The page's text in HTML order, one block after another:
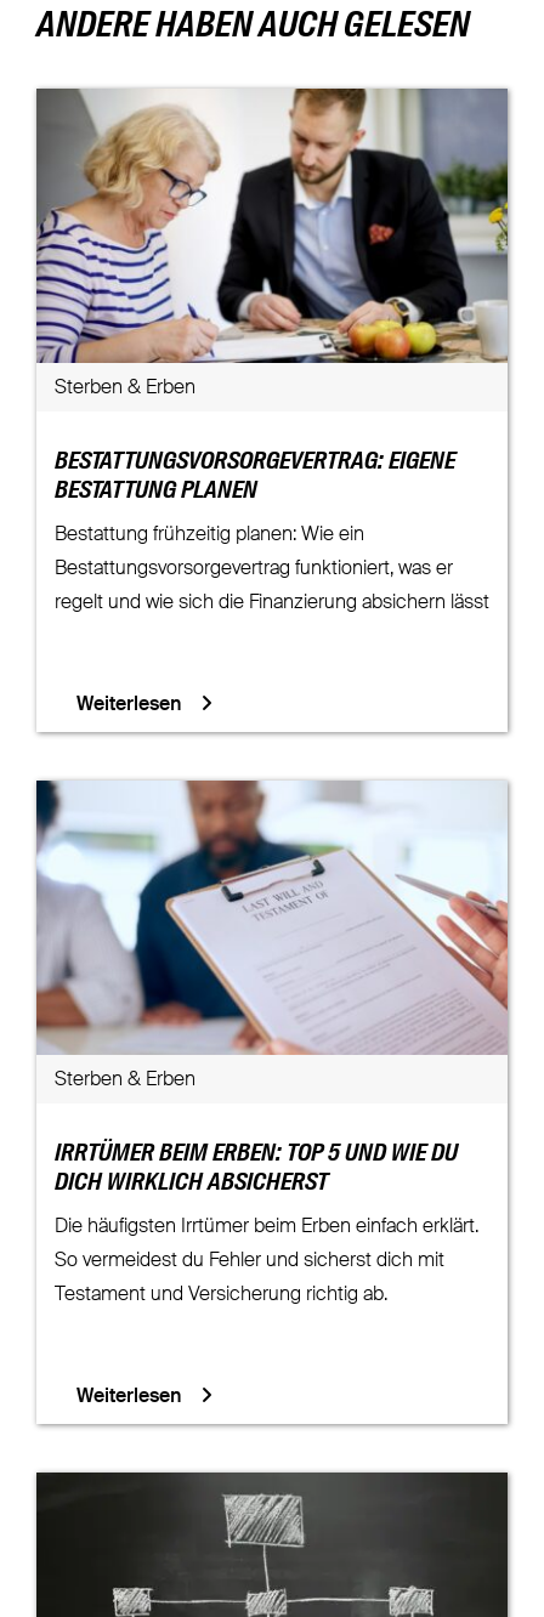
ANDERE HABEN AUCH GELESEN
Sterben & Erben
BESTATTUNGSVORSORGEVERTRAG: EIGENE
BESTATTUNG PLANEN
Bestattung frühzeitig planen: Wie ein
Bestattungsvorsorgevertrag funktioniert, was er
regelt und wie sich die Finanzierung absichern lässt
Weiterlesen
Sterben & Erben
IRRTÜMER BEIM ERBEN: TOP 5 UND WIE DU
DICH WIRKLICH ABSICHERST
Die häufigsten Irrtümer beim Erben einfach erklärt.
So vermeidest du Fehler und sicherst dich mit
Testament und Versicherung richtig ab.
Weiterlesen